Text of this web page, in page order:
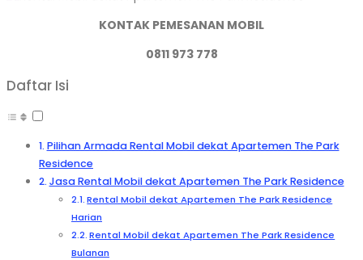
KONTAK PEMESANAN MOBIL
0811 973 778
Daftar Isi
Pilihan Armada Rental Mobil dekat Apartemen The Park
Residence
Jasa Rental Mobil dekat Apartemen The Park Residence
Rental Mobil dekat Apartemen The Park Residence
Harian
Rental Mobil dekat Apartemen The Park Residence
Bulanan